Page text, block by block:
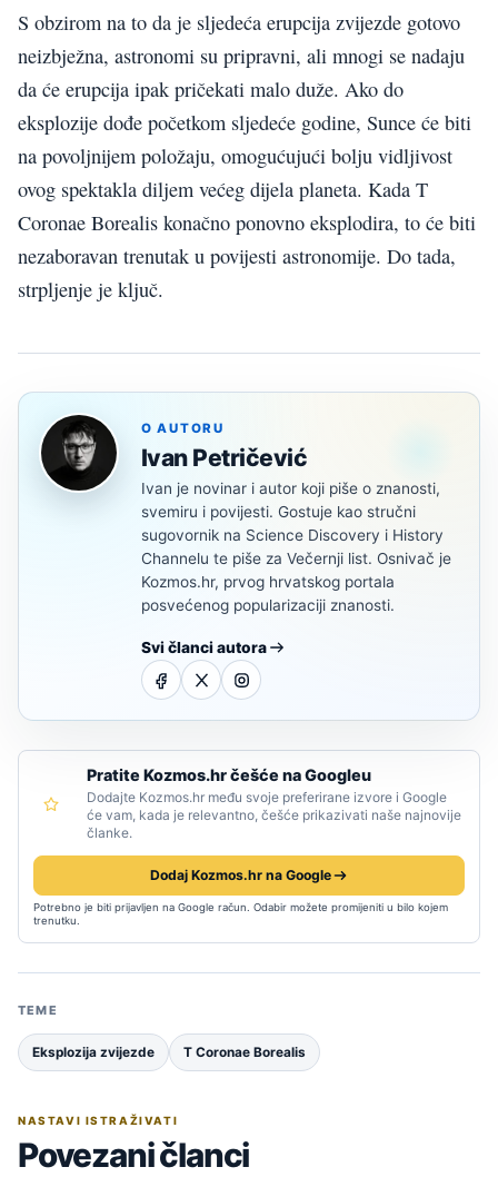
S obzirom na to da je sljedeća erupcija zvijezde gotovo
neizbježna, astronomi su pripravni, ali mnogi se nadaju
da će erupcija ipak pričekati malo duže. Ako do
eksplozije dođe početkom sljedeće godine, Sunce će biti
na povoljnijem položaju, omogućujući bolju vidljivost
ovog spektakla diljem većeg dijela planeta. Kada T
Coronae Borealis konačno ponovno eksplodira, to će biti
nezaboravan trenutak u povijesti astronomije. Do tada,
strpljenje je ključ.
O AUTORU
Ivan Petričević
Ivan je novinar i autor koji piše o znanosti,
svemiru i povijesti. Gostuje kao stručni
sugovornik na Science Discovery i History
Channelu te piše za Večernji list. Osnivač je
Kozmos.hr, prvog hrvatskog portala
posvećenog popularizaciji znanosti.
Svi članci autora
Pratite Kozmos.hr češće na Googleu
Dodajte Kozmos.hr među svoje preferirane izvore i Google
će vam, kada je relevantno, češće prikazivati naše najnovije
članke.
Dodaj Kozmos.hr na Google
Potrebno je biti prijavljen na Google račun. Odabir možete promijeniti u bilo kojem
trenutku.
TEME
Eksplozija zvijezde T Coronae Borealis
NASTAVI ISTRAŽIVATI
Povezani članci